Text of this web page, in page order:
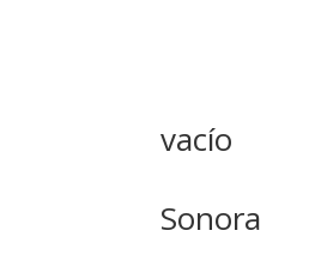
vacío
Sonora